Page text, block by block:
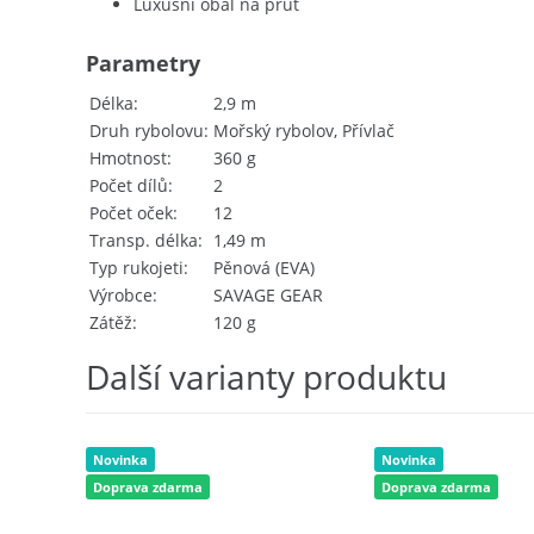
Délka
2,9 m
Druh rybolovu Mořský rybolov, Přívlač
Hmotnost
360 g
Počet dílů
2
Počet oček
12
Transp. délka
1,49 m
Typ rukojeti
Pěnová (EVA)
Výrobce
SAVAGE GEAR
Zátěž
120 g
Parametry
Další varianty produktu
Novinka
Doprava zdarma
Novinka
Doprava zdarma